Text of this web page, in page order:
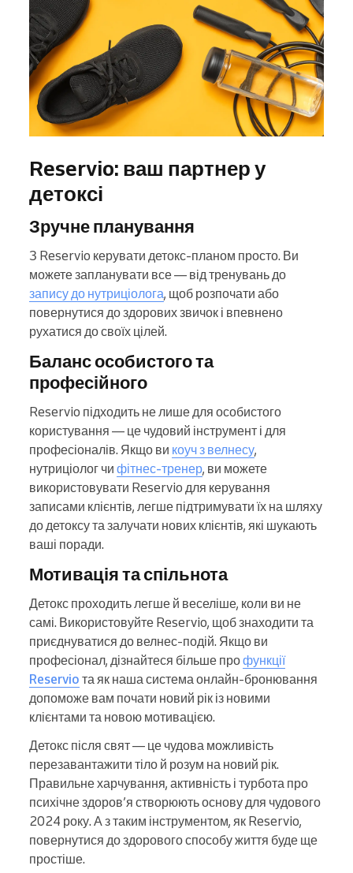
Reservio: ваш партнер у
детоксі
Зручне планування
З Reservio керувати детокс-планом просто. Ви
можете запланувати все — від тренувань до
запису до нутриціолога, щоб розпочати або
повернутися до здорових звичок і впевнено
рухатися до своїх цілей.
Баланс особистого та
професійного
Reservio підходить не лише для особистого
користування — це чудовий інструмент і для
професіоналів. Якщо ви коуч з велнесу,
нутриціолог чи фітнес-тренер, ви можете
використовувати Reservio для керування
записами клієнтів, легше підтримувати їх на шляху
до детоксу та залучати нових клієнтів, які шукають
ваші поради.
Мотивація та спільнота
Детокс проходить легше й веселіше, коли ви не
самі. Використовуйте Reservio, щоб знаходити та
приєднуватися до велнес-подій. Якщо ви
професіонал, дізнайтеся більше профункції
Reservio та як наша система онлайн-бронювання
допоможе вам почати новий рік із новими
клієнтами та новою мотивацією.
Детокс після свят — це чудова можливість
перезавантажити тіло й розум на новий рік.
Правильне харчування, активність і турбота про
психічне здоров’я створюють основу для чудового
2024 року. А з таким інструментом, як Reservio,
повернутися до здорового способу життя буде ще
простіше.